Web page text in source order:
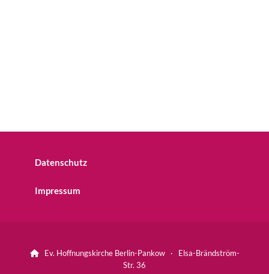
Datenschutz
Impressum
Ev. Hoffnungskirche Berlin-Pankow · Elsa-Brändström-
Str. 36